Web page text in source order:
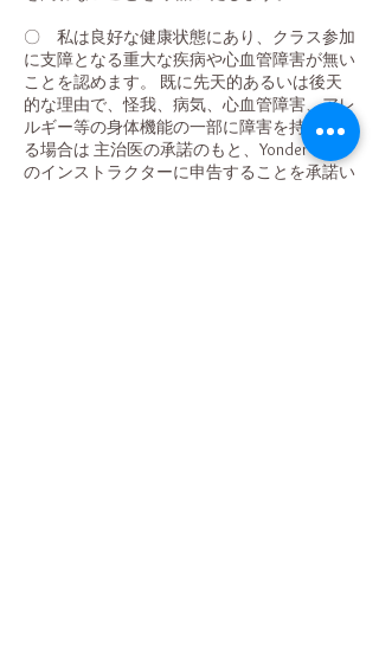
〇 私は良好な健康状態にあり、クラス参加
に支障となる重大な疾病や心血管障害が無い
ことを認めます。 既に先天的あるいは後天
的な理由で、怪我、病気、心血管障害、アレ
ルギー等の身体機能の一部に障害を持ってい
る場合は 主治医の承諾のもと、Yonder Yoga
のインストラクターに申告することを承諾い